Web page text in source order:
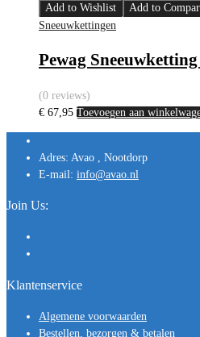
Add to Wishlist
Add to
Sneeuwkettingen
Pewag
(0 reviews)
€ 67,95 Toevoegen aan
Adres: Avao , Nootdorp
E-mail: info@avao.nl
Join Us:
Klantenservice
Algemene voorwaarden
Bestellen, bezorgen & betalen